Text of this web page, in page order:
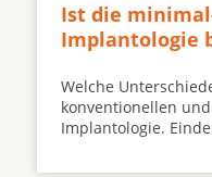
Ist die
Implantologie
Welche
konventionellen
Implantologie.